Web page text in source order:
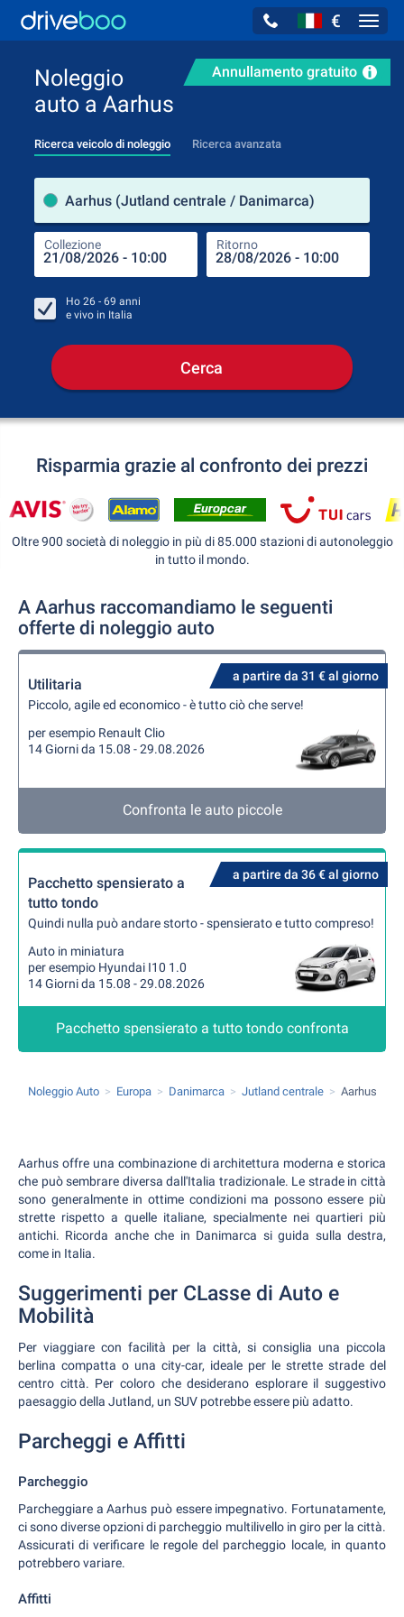
€
Annullamento gratuito
Noleggio
auto a Aarhus
Ricerca veicolo di noleggio Ricerca avanzata
Aarhus (Jutland centrale / Danimarca)
Collezione Ritorno
Ho 26 - 69 anni
e vivo in Italia
Cerca
Risparmia grazie al confronto dei prezzi
Oltre 900 società di noleggio in più di 85.000 stazioni di autonoleggio
in tutto il mondo.
A Aarhus raccomandiamo le seguenti
offerte di noleggio auto
a partire da 31 € al giorno
Utilitaria
Piccolo, agile ed economico - è tutto ciò che serve!
per esempio Renault Clio
14 Giorni da 15.08 - 29.08.2026
Confronta le auto piccole
a partire da 36 € al giorno
Pacchetto spensierato a
tutto tondo
Quindi nulla può andare storto - spensierato e tutto compreso!
Auto in miniatura
per esempio Hyundai I10 1.0
14 Giorni da 15.08 - 29.08.2026
Pacchetto spensierato a tutto tondo confronta
Noleggio Auto Europa Danimarca Jutland centrale Aarhus
Aarhus offre una combinazione di architettura moderna e storica
che può sembrare diversa dall'Italia tradizionale. Le strade in città
sono generalmente in ottime condizioni ma possono essere più
strette rispetto a quelle italiane, specialmente nei quartieri più
antichi. Ricorda anche che in Danimarca si guida sulla destra,
come in Italia.
Suggerimenti per CLasse di Auto e
Mobilità
Per viaggiare con facilità per la città, si consiglia una piccola
berlina compatta o una city-car, ideale per le strette strade del
centro città. Per coloro che desiderano esplorare il suggestivo
paesaggio della Jutland, un SUV potrebbe essere più adatto.
Parcheggi e Affitti
Parcheggio
Parcheggiare a Aarhus può essere impegnativo. Fortunatamente,
ci sono diverse opzioni di parcheggio multilivello in giro per la città.
Assicurati di verificare le regole del parcheggio locale, in quanto
potrebbero variare.
Affitti